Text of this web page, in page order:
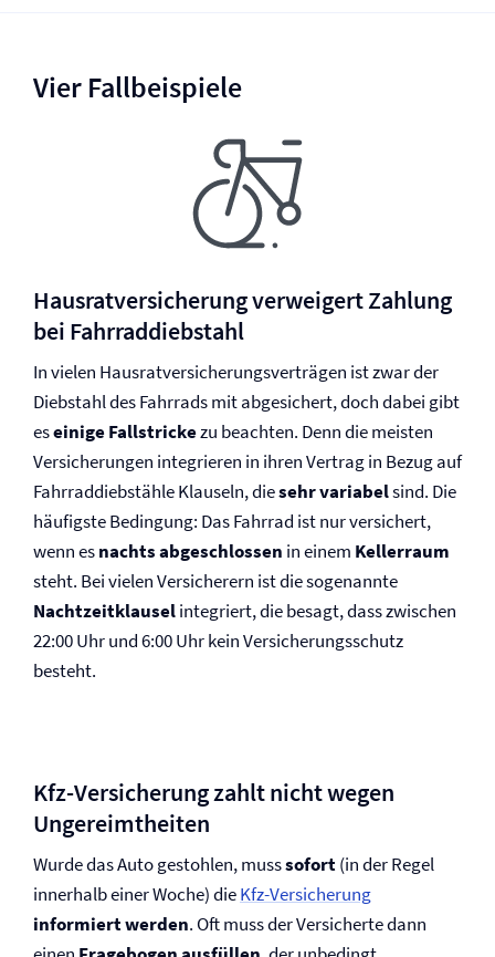
Vier Fallbeispiele
Hausrat­versicherung verweigert Zahlung
bei Fahrraddiebstahl
In vielen Hausrat­versicherungsverträgen ist zwar der
Diebstahl des Fahrrads mit abgesichert, doch dabei gibt
eseinige Fallstrickezu beachten. Denn die meisten
Versicherungen integrieren in ihren Vertrag in Bezug auf
Fahrraddiebstähle Klauseln, diesehr variabelsind. Die
häufigste Bedingung: Das Fahrrad ist nur versichert,
wenn esnachts abgeschlossen in einem Kellerraum
steht. Bei vielen Versicherern ist die sogenannte
Nachtzeitklauselintegriert, die besagt, dass zwischen
22:00 Uhr und 6:00 Uhr kein Versicherungsschutz
besteht.
Kfz-Versicherung zahlt nicht wegen
Ungereimtheiten
Wurde das Auto gestohlen, musssofort(in der Regel
innerhalb einer Woche) dieKfz-Versicherung
informiert werden. Oft muss der Versicherte dann